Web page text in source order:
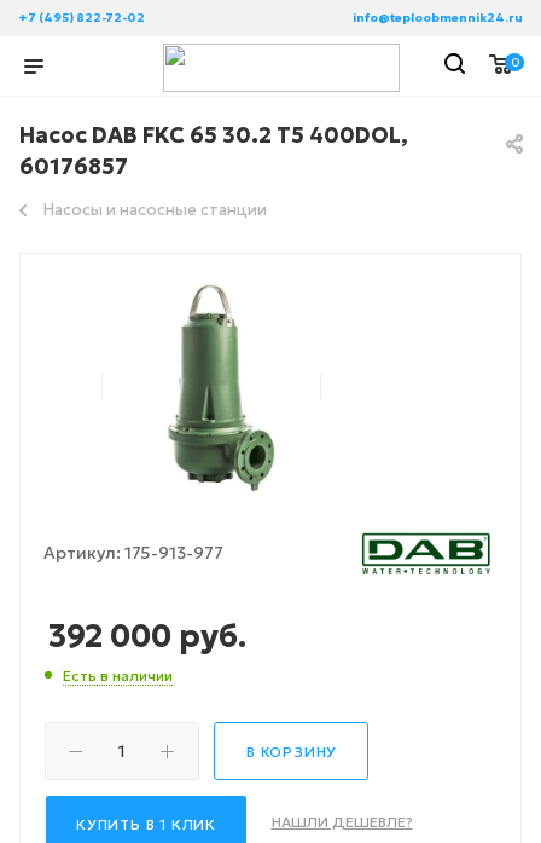
+7 (495) 822-72-02 info@teploobmennik24.ru
0
Насос DAB FKC 65 30.2 T5 400DOL,
60176857
Насосы и насосные станции
Артикул: 175-913-977
392 000 руб.
Есть в наличии
В КОРЗИНУ
КУПИТЬ В 1 КЛИК НАШЛИ ДЕШЕВЛЕ?